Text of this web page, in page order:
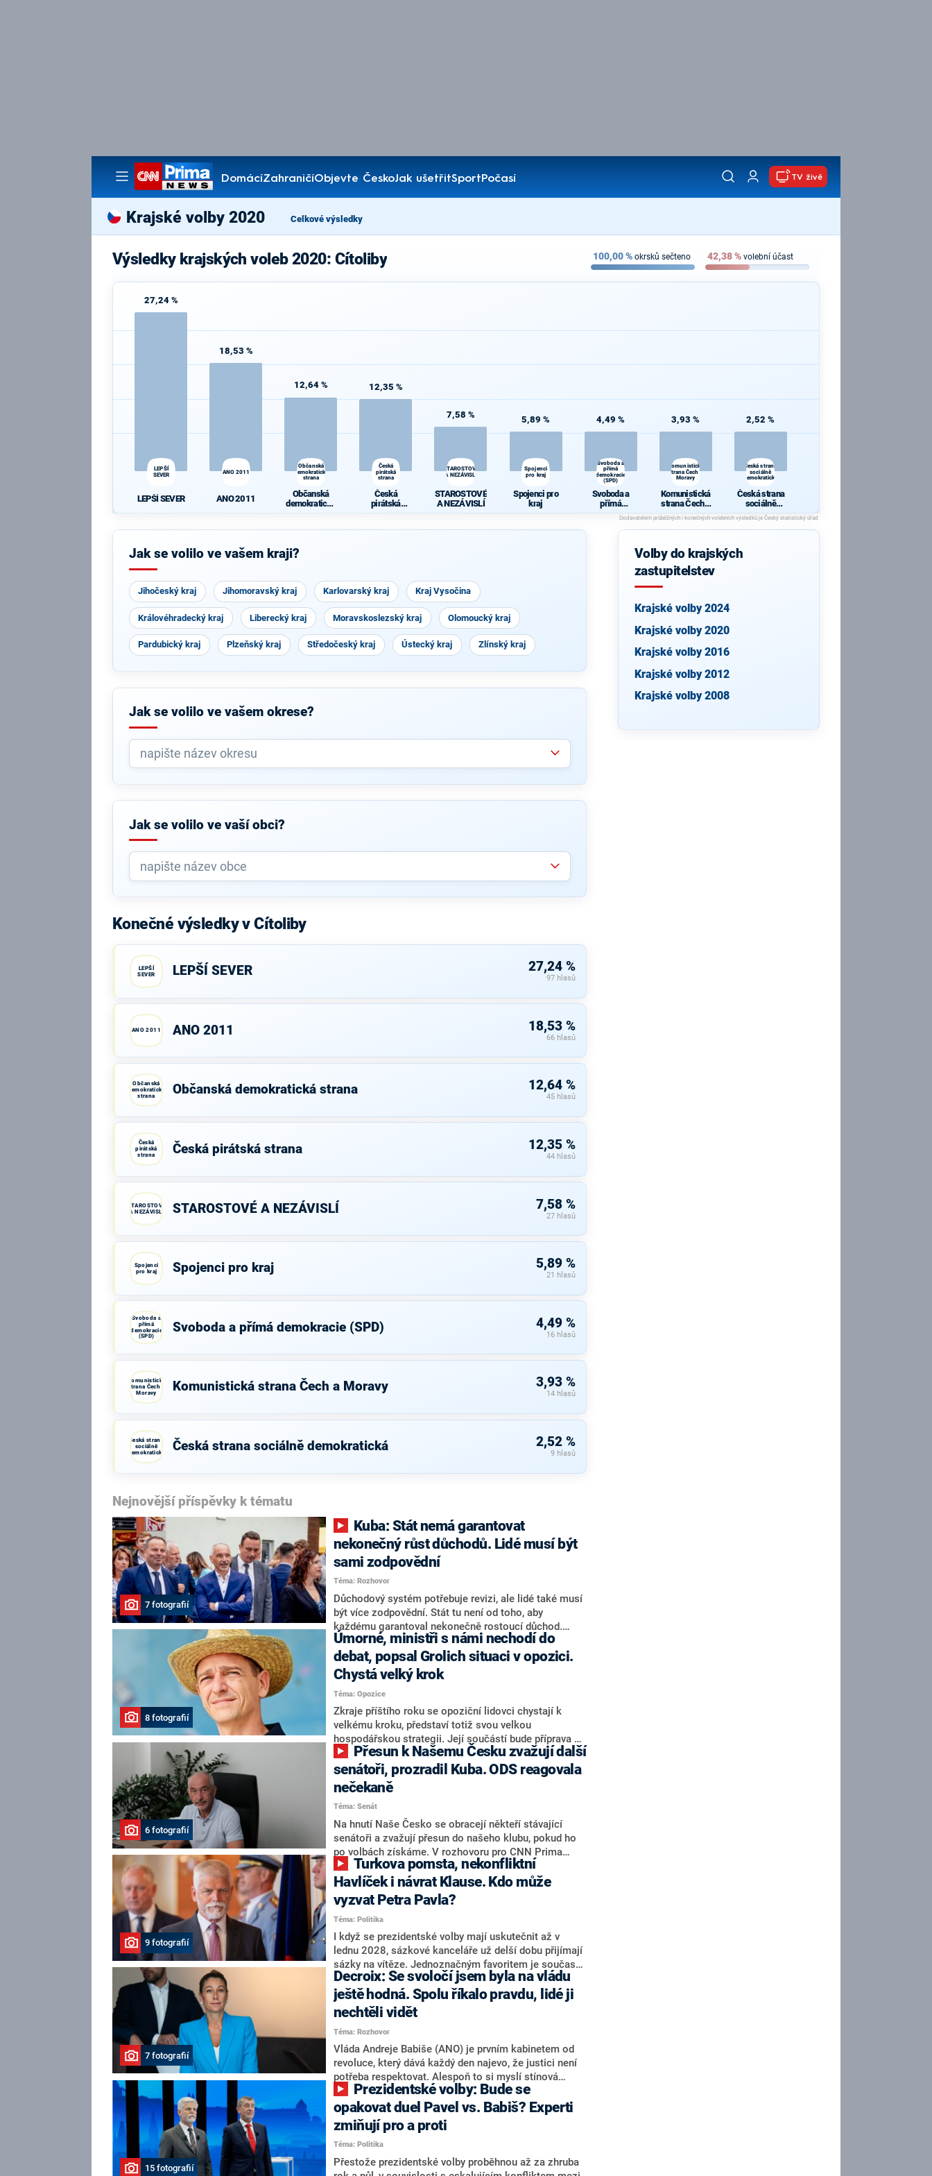
DomácíZahraničíObjevte ČeskoJak ušetřitSportPočasí
Pořady
TV živě
Krajské volby 2020 Celkové výsledky
Výsledky krajských voleb 2020: Cítoliby 100,00% okrsků sečteno 42,38% volební účast
27,24 %
LEPŠÍ
SEVER
LEPŠÍ SEVER
18,53 %
ANO 2011
ANO 2011
12,64 %
Občanská
demokratická
strana
Občanská
demokratická
12,35 %
Česká
pirátská
strana
Česká
pirátská
7,58 %
STAROSTOVÉ
A NEZÁVISLÍ
STAROSTOVÉ
A NEZÁVISLÍ
5,89 %
Spojenci
pro kraj
Spojenci pro
kraj
4,49 %
Svoboda a
přímá
demokracie
(SPD)
Svoboda a
přímá
demokracie
(SPD)
3,93 %
Komunistická
strana Čech a
Moravy
Komunistická
strana Čech a
Moravy
2,52 %
Česká strana
sociálně
demokratická
Česká strana
sociálně
demokratická
Jak se volilo ve vašem kraji?
Jihočeský kraj Jihomoravský kraj Karlovarský kraj Kraj Vysočina
Královéhradecký kraj Liberecký kraj Moravskoslezský kraj Olomoucký kraj
Pardubický kraj Plzeňský kraj Středočeský kraj Ústecký kraj Zlínský kraj
Jak se volilo ve vašem okrese?
Jak se volilo ve vaší obci?
Konečné výsledky v Cítoliby
LEPŠÍ
SEVER
LEPŠÍ SEVER 27,24 %
97 hlasů
ANO 2011 ANO 2011 18,53 %
66 hlasů
Občanská
demokratická
strana
Občanská demokratická strana 12,64 %
45 hlasů
Česká
pirátská
strana
Česká pirátská strana 12,35 %
44 hlasů
STAROSTOVÉ
A NEZÁVISLÍ
STAROSTOVÉ A NEZÁVISLÍ 7,58 %
27 hlasů
Spojenci
pro kraj
Spojenci pro kraj 5,89 %
21 hlasů
Svoboda a
přímá
demokracie
(SPD)
Svoboda a přímá demokracie (SPD) 4,49 %
16 hlasů
Komunistická
strana Čech a
Moravy
Komunistická strana Čech a Moravy 3,93 %
14 hlasů
Česká strana
sociálně
demokratická
Česká strana sociálně demokratická 2,52 %
9 hlasů
Nejnovější příspěvky k tématu
7 fotografií
nekonečný růst důchodů. Lidé musí být
sami zodpovědní
Téma: Rozhovor
Důchodový systém potřebuje revizi, ale lidé také musí
být více zodpovědní. Stát tu není od toho, aby
každému garantoval nekonečně rostoucí důchod.
Chybí tu nový systém a my ho představíme,řekl
hejtman Jihočeského kraje a předseda hnutí Naše
Česko Martin Kuba v rozhovoru pro CNN Prima NEWS.
V čele státu pak podle něj nemůže být člověk, který by
střetem zájmů omezoval čerpání financí a rozvoj,
dodal. Řešení u Andreje Babiše ale hodnotit nechtěl.
8 fotografií
Úmorné, ministři s námi nechodí do
debat, popsal Grolich situaci v opozici.
Chystá velký krok
Téma: Opozice
Zkraje příštího roku se opoziční lidovci chystají k
velkému kroku, představí totiž svou velkou
hospodářskou strategii. Její součástí bude příprava na
stárnutí populace, řekl ve středu na setkání s novináři
nový předseda lidovců Jan Grolich. Ten zároveň v
senátních volbách kandiduje ve Vyškově. Popsal i
aktivitu opozice, o níž vládní strany nebo političtí
komentátoři mluví jako o slabé a v defenzivě. „Je to
úmorná práce upozorňovat na chyby vlády. Ministři s
námi navíc nechodí do debat. Chceme ale ukazovat
svoje témata,“ odpověděl Grolich na dotaz CNN Prima
NEWS.
6 fotografií
senátoři, prozradil Kuba. ODS reagovala
nečekaně
Téma: Senát
Na hnutí Naše Česko se obracejí někteří stávající
senátoři a zvažují přesun do našeho klubu, pokud ho
po volbách získáme. V rozhovoru pro CNN Prima
NEWS to řekl zakladatel hnutí a jihočeský hejtman
Martin Kuba. Konkrétní nebyl, ale získat by takto mohl
například senátora Zdeňka Hrabu, který je dnes
součástí klubu ODS a TOP 09. Hraba to na dotaz
redakce nevyloučil. Předseda klubu senátorů ODS
Zdeněk Nytra redakci řekl, že počítá s odchodem
některých senátorů z klubu a že Naše Česko není
nepřítel, ale soupeř.
9 fotografií
Havlíček i návrat Klause. Kdo může
vyzvat Petra Pavla?
Téma: Politika
I když se prezidentské volby mají uskutečnit až v
lednu 2028, sázkové kanceláře už delší dobu přijímají
sázky na vítěze. Jednoznačným favoritem je současná
hlava státu Petr Pavel. Daleko za ním pak bookmakeři
zmiňují dva výrazné politiky ANO, tedy premiéra
Andreje Babiše a ministra průmyslu Karla Havlíčka.
Oblíbeným tipem samotných sázkařů je poslanec za
Motoristy Filip Turek. Politolog Jan Kubáček nicméně
o případné kandidatuře kohokoliv ze zmíněné trojice
značně pochybuje. Podle něj současná koalice dosud
nemá osobu, která by Pavlovi mohla konkurovat.
7 fotografií
Decroix: Se svoločí jsem byla na vládu
ještě hodná. Spolu říkalo pravdu, lidé ji
nechtěli vidět
Téma: Rozhovor
Vláda Andreje Babiše (ANO) je prvním kabinetem od
revoluce, který dává každý den najevo, že justici není
potřeba respektovat. Alespoň to si myslí stínová
ministryně spravedlnosti ODS Eva Decroix. V
rozhovoru pro CNN Prima NEWS si nebrala servítky
ohledně politického výkonu svého nástupce Jeronýma
Tejce (za ANO) či vládní zmocněnkyně pro lidská
práva Taťány Malé (ANO). Označením „svoloč“ na
adresu vlády prý byla ještě hodná. Decroix se také
15 fotografií
opakovat duel Pavel vs. Babiš? Experti
zmiňují pro a proti
Téma: Politika
Přestože prezidentské volby proběhnou až za zhruba
Volby do krajských
zastupitelstev
Krajské volby 2024
Krajské volby 2020
Krajské volby 2016
Krajské volby 2012
Krajské volby 2008